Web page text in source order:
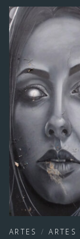
ARTES /ARTES